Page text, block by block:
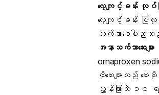
လေ့ကျင့်ခန်း လုပ်
လေ့ကျင့်ခန်း ပြုလုပ်
သက်သာစေပါညသည်
အနာသက်သာဆေးများ
ornaproxen
ထိုဆေးများသည်
ညွှန်ကြားဘဲ ၁၀ ရ